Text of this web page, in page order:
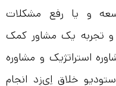
و یا رفع مشکلات
و تجربه یک مشاور کمک
استراتژیک و مشاوره
خلاق اِی‌زِد انجام